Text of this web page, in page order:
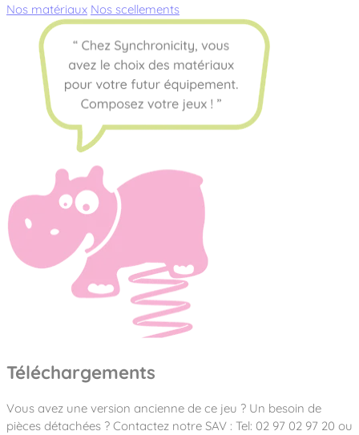
Nos matériaux Nos scellements
Téléchargements
Vous avez une version ancienne de ce jeu ? Un besoin de
pièces détachées ? Contactez notre SAV : Tel: 02 97 02 97 20 ou